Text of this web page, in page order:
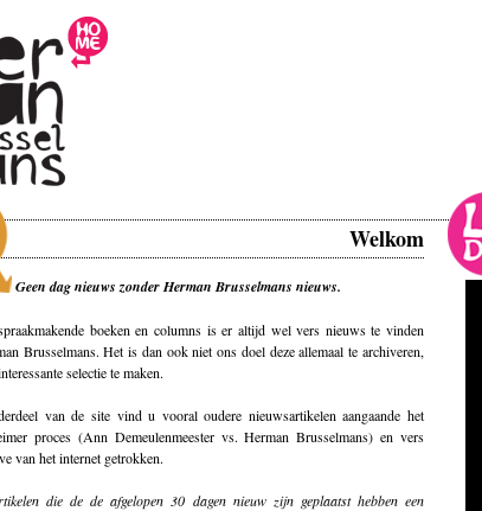
Welkom
Geen dag nieuws zonder Herman Brusselmans nieuws.
boeken en columns is er altijd wel vers nieuws te vinden
Brusselmans. Het is dan ook niet ons doel deze allemaal te archiveren,
selectie te maken.
van de site vind u vooral oudere nieuwsartikelen aangaande het
proces (Ann Demeulenmeester vs. Herman Brusselmans) en vers
van het internet getrokken.
die de de afgelopen 30 dagen nieuw zijn geplaatst hebben een